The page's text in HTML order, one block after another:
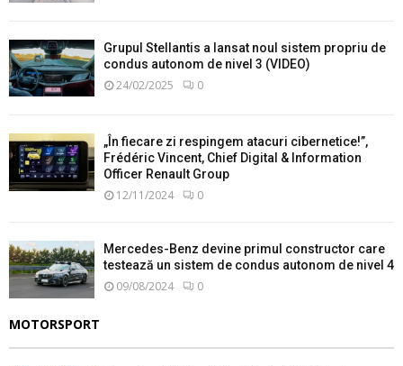
Grupul Stellantis a lansat noul sistem propriu de
condus autonom de nivel 3 (VIDEO)
24/02/2025 0
„În fiecare zi respingem atacuri cibernetice!”,
Frédéric Vincent, Chief Digital & Information
Officer Renault Group
12/11/2024 0
Mercedes-Benz devine primul constructor care
testează un sistem de condus autonom de nivel 4
09/08/2024 0
MOTORSPORT